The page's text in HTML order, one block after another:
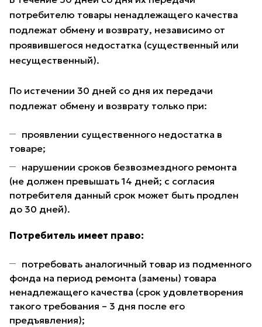
потребителю товары ненадлежащего качества
подлежат обмену и возврату, независимо от
проявившегося недостатка (существенный или
несущественный).
По истечении 30 дней со дня их передачи
подлежат обмену и возврату только при:
проявлении существенного недостатка в
товаре;
нарушении сроков безвозмездного ремонта
(не должен превышать 14 дней; с согласия
потребителя данный срок может быть продлен
до 30 дней).
Потребитель имеет право:
потребовать аналогичный товар из подменного
фонда на период ремонта (замены) товара
ненадлежащего качества (срок удовлетворения
такого требования – 3 дня после его
предъявления);